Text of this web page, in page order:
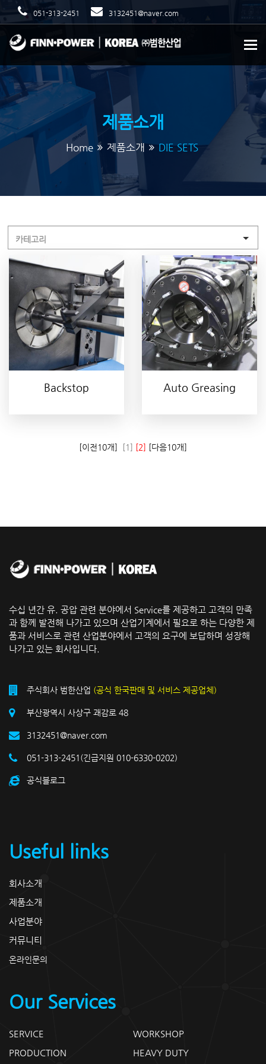
051-313-2451 3132451@naver.com
제품소개
Home 제품소개 DIE SETS
카테고리
Backstop Auto Greasing
[이전10개] [1] [2] [다음10개]
수십 년간 유. 공압 관련 분야에서 Service를 제공하고 고객의 만족
과 함께 발전해 나가고 있으며 산업기계에서 필요로 하는 다양한 제
품과 서비스로 관련 산업분야에서 고객의 요구에 보답하며 성장해
나가고 있는 회사입니다.
주식회사 범한산업 (공식 한국판매 및 서비스 제공업체)
부산광역시 사상구 괘감로 48
3132451@naver.com
051-313-2451(긴급지원 010-6330-0202)
공식블로그
Useful links
회사소개
제품소개
사업분야
커뮤니티
온라인문의
Our Services
SERVICE
WORKSHOP
PRODUCTION
HEAVY DUTY